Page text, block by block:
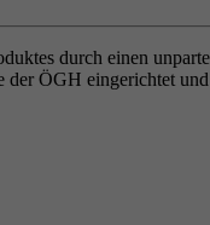
durch einen
ÖGH eingerichtet